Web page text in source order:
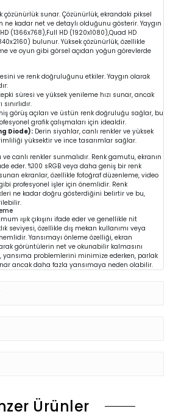
çözünürlük sunar. Çözünürlük, ekrandaki piksel
ne kadar net ve detaylı olduğunu gösterir. Yaygın
(1366x768),Full HD (1920x1080),Quad HD
bulunur. Yüksek çözünürlük, özellikle
ve oyun gibi görsel açıdan yoğun görevlerde
ve renk doğruluğunu etkiler. Yaygın olarak
tepki süresi ve yüksek yenileme hızı sunar, ancak
görüş açıları ve üstün renk doğruluğu sağlar, bu
grafik çalışmaları için idealdir.
Diode): Derin siyahlar, canlı renkler ve yüksek
yüksektir ve ince tasarımlar sağlar.
canlı renkler sunmalıdır. Renk gamutu, ekranın
eder. %100 sRGB veya daha geniş bir renk
ekranlar, özellikle fotoğraf düzenleme, video
profesyonel işler için önemlidir. Renk
ne kadar doğru gösterdiğini belirtir ve bu,
ışık çıkışını ifade eder ve genellikle nit
seviyesi, özellikle dış mekan kullanımı veya
Yansımayı önleme özelliği, ekran
görüntülerin net ve okunabilir kalmasını
yansıma problemlerini minimize ederken, parlak
ancak daha fazla yansımaya neden olabilir.
Ürünler